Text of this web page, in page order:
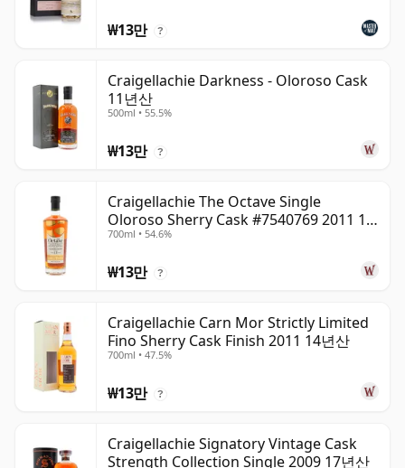
₩13만 ?
Craigellachie Darkness - Oloroso Cask
11년산
500ml • 55.5%
₩13만 ?
Craigellachie The Octave Single
Oloroso Sherry Cask #7540769 2011 13
년산
700ml • 54.6%
₩13만 ?
Craigellachie Carn Mor Strictly Limited
Fino Sherry Cask Finish 2011 14년산
700ml • 47.5%
₩13만 ?
Craigellachie Signatory Vintage Cask
Strength Collection Single 2009 17년산